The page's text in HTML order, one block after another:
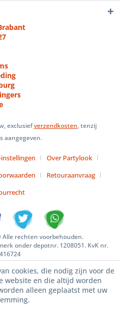
exclusiefverzendkosten, tenzij
aangegeven.
Over Partylook
Retouraanvraag
rechten voorbehouden.
onder depotnr. 1208051. KvK nr.
cookies, die nodig zijn voor de
website en die altijd worden
alleen geplaatst met uw